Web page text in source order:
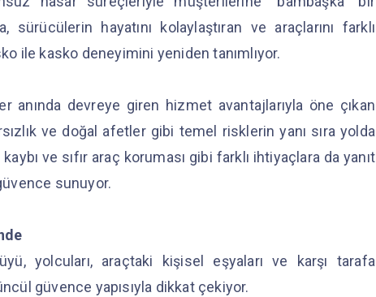
hayatını kolaylaştıran ve araçlarını farklı
ile kasko deneyimini yeniden tanımlıyor.
anında devreye giren hizmet avantajlarıyla öne çıkan
ve doğal afetler gibi temel risklerin yanı sıra yolda
ve sıfır araç koruması gibi farklı ihtiyaçlara da yanıt
sunuyor.
yolcuları, araçtaki kişisel eşyaları ve karşı tarafa
güvence yapısıyla dikkat çekiyor.